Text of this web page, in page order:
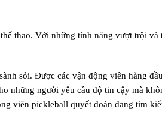
thao. Với những tính năng vượt trội
sỏi. Được các vận động viên hàng
người yêu cầu độ tin cậy mà
viên pickleball quyết đoán đang tìm